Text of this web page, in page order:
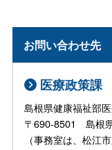
お問い合わせ先
医療政策課
島根県健康福祉部
〒690-8501 島根
（事務室は、松江